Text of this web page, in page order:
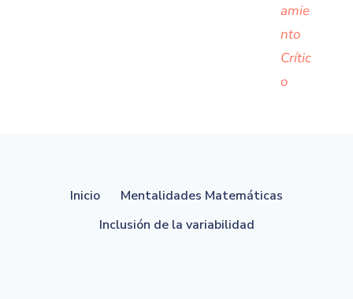
amie
nto
Crític
o
Inicio
Mentalidades Matemáticas
Inclusión de la variabilidad